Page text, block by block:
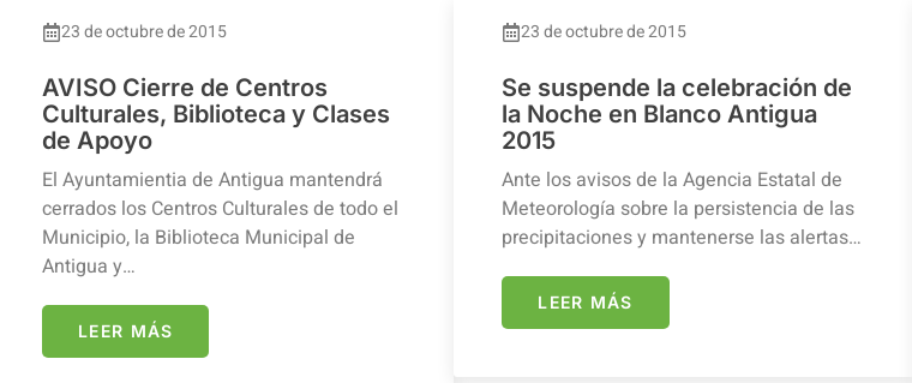
23 de octubre de 2015
AVISO Cierre de Centros
Culturales, Biblioteca y Clases
de Apoyo
El Ayuntamientia de Antigua mantendrá
cerrados los Centros Culturales de todo el
Municipio, la Biblioteca Municipal de
Antigua y…
LEER MÁS
23 de octubre de 2015
Se suspende la celebración de
la Noche en Blanco Antigua
2015
Ante los avisos de la Agencia Estatal de
Meteorología sobre la persistencia de las
precipitaciones y mantenerse las alertas…
LEER MÁS